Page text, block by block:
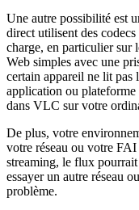
Une autre possibilité est
direct utilisent des
charge, en particulier sur
Web simples avec une
certain appareil ne lit pas
application ou
dans VLC sur votre
De plus, votre
votre réseau ou votre
streaming, le flux
essayer un autre réseau
problème.